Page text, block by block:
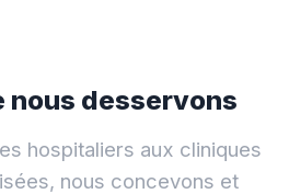
nous desservons
hospitaliers aux cliniques
nous concevons et